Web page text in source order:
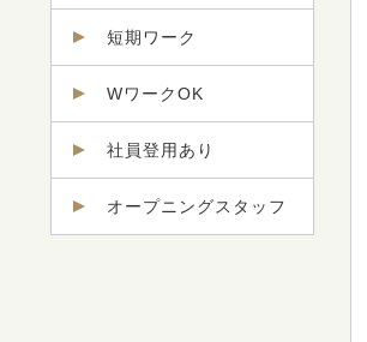
短期ワーク
WワークOK
社員登用あり
オープニングスタッフ